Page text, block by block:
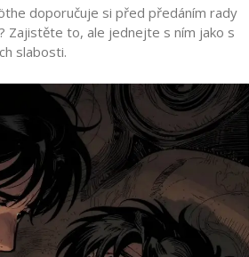
doporučuje si před předáním rady
Zajistěte to, ale jednejte s ním jako s
slabosti.